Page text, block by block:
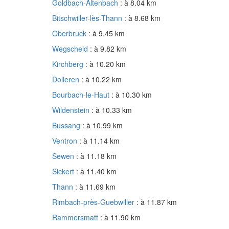
Goldbach-Altenbach : à 8.04 km
Bitschwiller-lès-Thann : à 8.68 km
Oberbruck : à 9.45 km
Wegscheid : à 9.82 km
Kirchberg : à 10.20 km
Dolleren : à 10.22 km
Bourbach-le-Haut : à 10.30 km
Wildenstein : à 10.33 km
Bussang : à 10.99 km
Ventron : à 11.14 km
Sewen : à 11.18 km
Sickert : à 11.40 km
Thann : à 11.69 km
Rimbach-près-Guebwiller : à 11.87 km
Rammersmatt : à 11.90 km